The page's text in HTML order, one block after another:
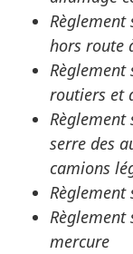
Règlement
hors route
Règlement
routiers et
Règlement
serre des
camions
Règlement
mercure